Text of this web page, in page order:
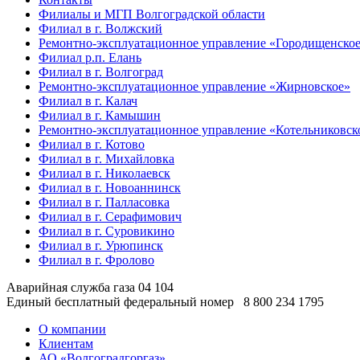
Филиалы и МГП Волгоградской области
Филиал в г. Волжский
Ремонтно-эксплуатационное управление
Филиал р.п. Елань
Филиал в г. Волгоград
Ремонтно-эксплуатационное управление «Жирновское»
Филиал в г. Калач
Филиал в г. Камышин
Ремонтно-эксплуатационное управление
Филиал в г. Котово
Филиал в г. Михайловка
Филиал в г. Николаевск
Филиал в г. Новоаннинск
Филиал в г. Палласовка
Филиал в г. Серафимович
Филиал в г. Суровикино
Филиал в г. Урюпинск
Филиал в г. Фролово
Аварийная служба газа 04 104
Единый бесплатный федеральный номер
8 800 234 1795
О компании
Клиентам